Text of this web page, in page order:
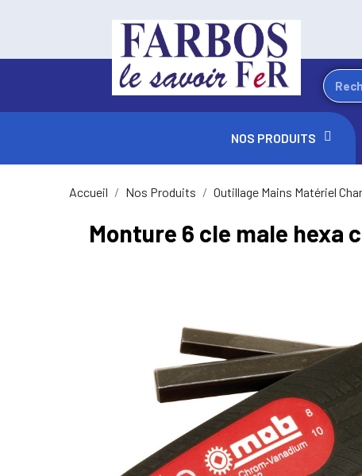
NOS PRODUITS
Accueil Nos Produits Outillage Mains Matériel
Monture 6 cle male hexa